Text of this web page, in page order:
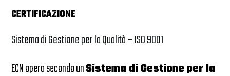
CERTIFICAZIONE
Sistema di Gestione per la Qualità – ISO 9001
ECN opera secondo unSistema di Gestione per la